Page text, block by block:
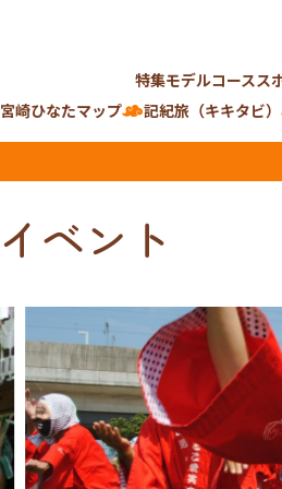
特集モデルコースス
宮崎ひなたマップ
記紀旅（キキタビ）
イベント